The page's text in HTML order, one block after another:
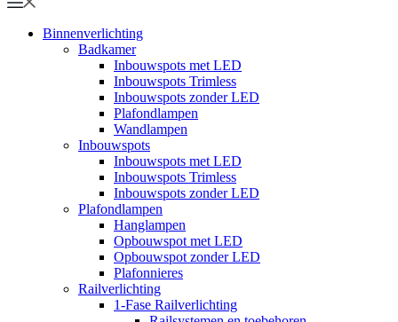
Binnenverlichting
Badkamer
Inbouwspots met LED
Inbouwspots Trimless
Inbouwspots zonder LED
Plafondlampen
Wandlampen
Inbouwspots
Inbouwspots met LED
Inbouwspots Trimless
Inbouwspots zonder LED
Plafondlampen
Hanglampen
Opbouwspot met LED
Opbouwspot zonder LED
Plafonnieres
Railverlichting
1-Fase Railverlichting